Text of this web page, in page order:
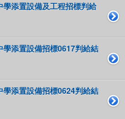
添置設備及工程招標判給
添置設備招標0617判給結
添置設備招標0624判給結